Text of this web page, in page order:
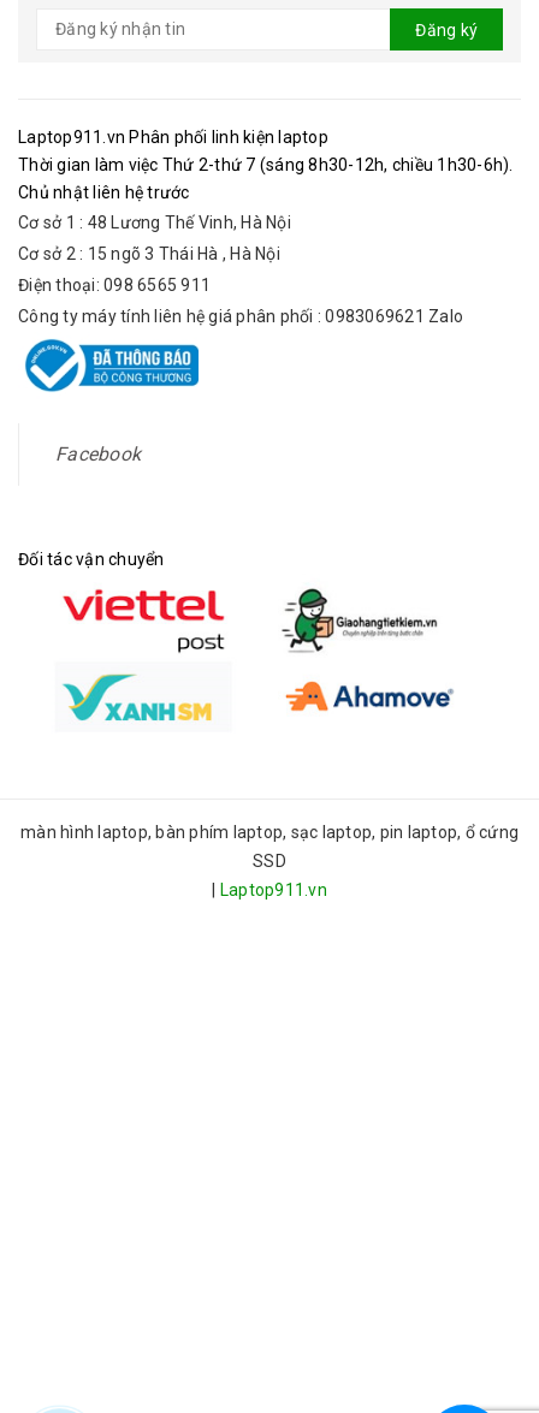
Đăng ký
Laptop911.vn Phân phối linh kiện laptop
Thời gian làm việc Thứ 2-thứ 7 (sáng 8h30-12h, chiều 1h30-6h).
Chủ nhật liên hệ trước
Cơ sở 1 : 48 Lương Thế Vinh, Hà Nội
Cơ sở 2 : 15 ngõ 3 Thái Hà , Hà Nội
Điện thoại: 098 6565 911
Công ty máy tính liên hệ giá phân phối : 0983069621 Zalo
Facebook
Đối tác vận chuyển
màn hình laptop, bàn phím laptop, sạc laptop, pin laptop, ổ cứng
SSD
Laptop911.vn